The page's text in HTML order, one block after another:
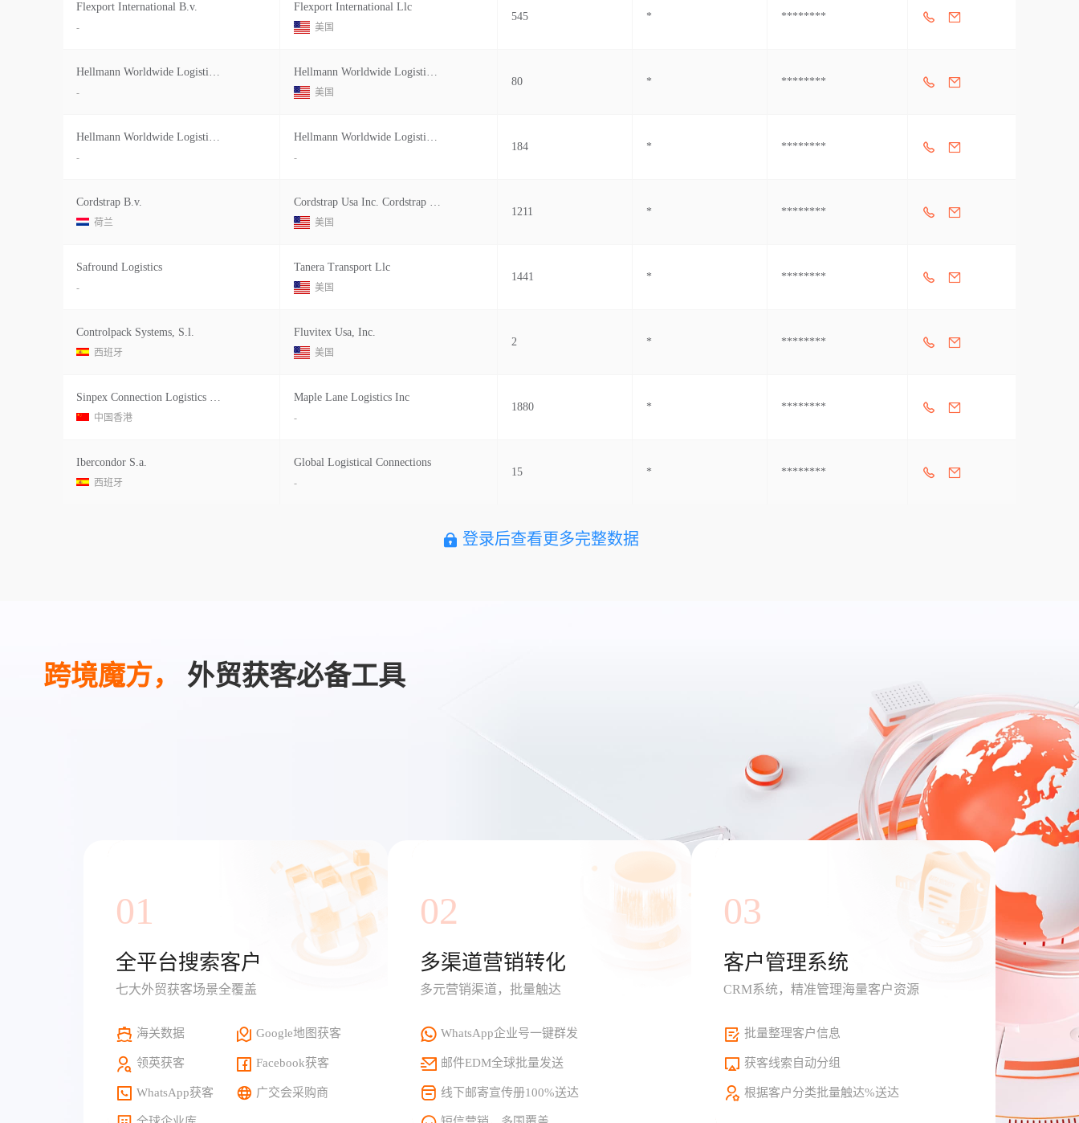
Flexport International B.v.
-
Flexport International Llc
美国
545 * ********
Hellmann Worldwide Logistics Ltda As
-
Hellmann Worldwide Logistics Inc.
美国
80 * ********
Hellmann Worldwide Logistics Ltda
-
Hellmann Worldwide Logistics Inc. As
-
184 * ********
Cordstrap B.v.
荷兰
Cordstrap Usa Inc. Cordstrap Usa, Inc.
美国
1211 * ********
Safround Logistics
-
Tanera Transport Llc
美国
1441 * ********
Controlpack Systems, S.l.
西班牙
Fluvitex Usa, Inc.
美国
2 * ********
Sinpex Connection Logistics Limited
中国香港
Maple Lane Logistics Inc
-
1880 * ********
Ibercondor S.a.
西班牙
Global Logistical Connections
-
15 * ********
登录后查看更多完整数据
跨境魔方， 外贸获客必备工具
01
全平台搜索客户
七大外贸获客场景全覆盖
海关数据 Google地图获客
领英获客 Facebook获客
WhatsApp获客 广交会采购商
02
多渠道营销转化
多元营销渠道，批量触达
WhatsApp企业号一键群发
邮件EDM全球批量发送
线下邮寄宣传册100%送达
03
客户管理系统
CRM系统，精准管理海量客户资源
批量整理客户信息
获客线索自动分组
根据客户分类批量触达%送达